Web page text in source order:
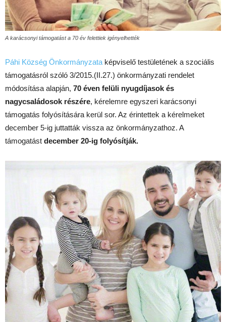
A karácsonyi támogatást a 70 év felettiek igényelhették
Páhi Község Önkormányzata képviselő testületének a szociális
támogatásról szóló 3/2015.(II.27.) önkormányzati rendelet
módosítása alapján, 70 éven felüli nyugdíjasok és
nagycsaládosok részére, kérelemre egyszeri karácsonyi
támogatás folyósítására kerül sor. Az érintettek a kérelmeket
december 5-ig juttatták vissza az önkormányzathoz. A
támogatást december 20-ig folyósítják.